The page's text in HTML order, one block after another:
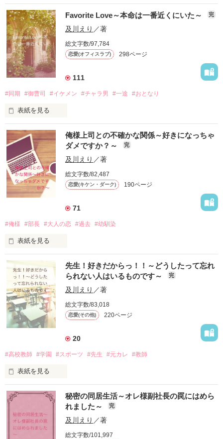
ついに杏は高校デビュー。
そして綺麗になった杏に焦る碧斗…。
さあ。2人の恋はどうなる？
※※※ ※※※ ※※※ ※※※ ※※※ ※※※
2020/01/20
完結しました。
途中で完結ボタンを押してしまい、ややこしいことになってし
まいましたがなんとか完結できました。
作品を読む
聞いてない！
何なのコイツ！
華菜と直登の秘密の同居生活のはじまり〜♡
作品を読む
青山《あおやま》みのり　16歳
純情一途女子
✖️
今宮琉希《いまみやりゅうき》16歳
俺様ツンデレ一途男子
綾川高校に入学早々、琉希に恋したみのりは告白するも速攻で
振られる…。
純情一途女子と俺様ツンデレ一途男子の恋…はじまる…♡
作品を読む
Favorite Love～本命は一番近くにいた～ 完
及川えり ／著
総文字数/97,784
恋愛(オフィスラブ) 298ページ
111
#同期 #御曹司 #イケメン #チャラ男 #一途 #おとなり
表紙を見る
岡村結菜《おかむらゆな》　23歳
株式会社KITAGO　管理部人事課勤務
明るいが取り柄の天然キャラ
天性のチャラ男嫌い
✖️
北郷理輝《きたごうりき》　23歳
株式会社KITAGO　本社営業部勤務
仕事はできる超絶イケメンモテチャラ男
ぜったいチャラ男はお断り！
女は適当にセックスできればいい。
そんな2人が出会ったら…
どうなった？
※※※※※※※※※※※※※※※※※※※※
2021.07.21完結しました。
読んでいただいた皆様。ありがとうございます♪
作品を読む
俺様上司との不確かな関係～好きになっちゃ
ダメですか？～
完
及川えり ／著
総文字数/82,487
恋愛(キケン・ダーク) 190ページ
71
#俺様 #部長 #大人の恋 #過去 #幼馴染
表紙を見る
橘結菜《たちばなゆうな》27歳
大手IT系 BLUE SEA株式会社　サポートエンジニア
長年付き合ったカレシに振られたばかりの仕事女子。結婚願望
アリ。
×
青海隼斗《おうみはやと》29歳
大手IT系 BLUE SEA株式会社　社長令息にして部長
と部下として再会。
「俺が忘れさせてやる。」
そんな甘い言葉にのせられて再び男女の関係に…。
それなのにこの男は
先生！好きだからっ！！～どうしたって忘れ
られない人はいるものです～
完
及川えり ／著
総文字数/83,018
恋愛(その他) 220ページ
20
#高校教師 #学園 #スポーツ #先生 #元カレ #教師
表紙を見る
二階堂彩実《にかいどうあやみ》23歳
高校時代の忘れられなかった恋…
引きずったまま…
秘密の同居生活～オレ様副社長の罠にはめら
れました～
完
及川えり ／著
総文字数/101,997